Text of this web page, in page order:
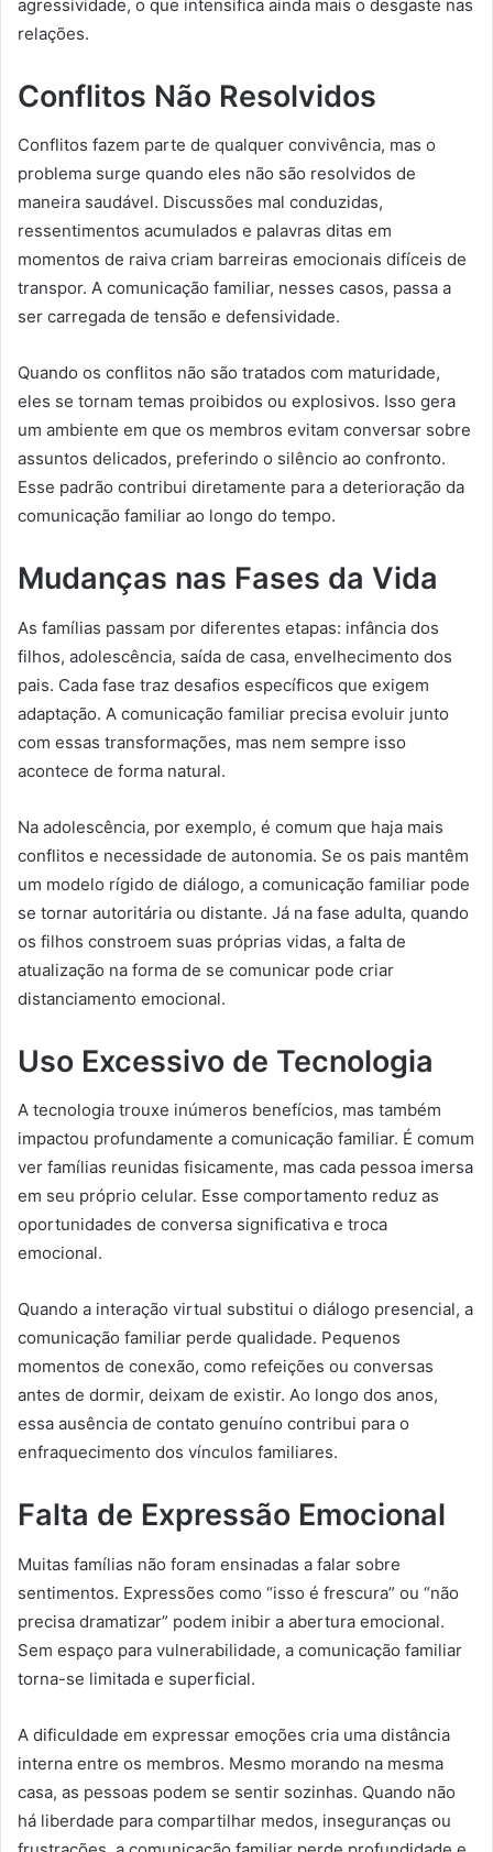
agressividade, o que intensifica ainda mais o desgaste nas
relações.
Conflitos Não Resolvidos
Conflitos fazem parte de qualquer convivência, mas o
problema surge quando eles não são resolvidos de
maneira saudável. Discussões mal conduzidas,
ressentimentos acumulados e palavras ditas em
momentos de raiva criam barreiras emocionais difíceis de
transpor. A comunicação familiar, nesses casos, passa a
ser carregada de tensão e defensividade.
Quando os conflitos não são tratados com maturidade,
eles se tornam temas proibidos ou explosivos. Isso gera
um ambiente em que os membros evitam conversar sobre
assuntos delicados, preferindo o silêncio ao confronto.
Esse padrão contribui diretamente para a deterioração da
comunicação familiar ao longo do tempo.
Mudanças nas Fases da Vida
As famílias passam por diferentes etapas: infância dos
filhos, adolescência, saída de casa, envelhecimento dos
pais. Cada fase traz desafios específicos que exigem
adaptação. A comunicação familiar precisa evoluir junto
com essas transformações, mas nem sempre isso
acontece de forma natural.
Na adolescência, por exemplo, é comum que haja mais
conflitos e necessidade de autonomia. Se os pais mantêm
um modelo rígido de diálogo, a comunicação familiar pode
se tornar autoritária ou distante. Já na fase adulta, quando
os filhos constroem suas próprias vidas, a falta de
atualização na forma de se comunicar pode criar
distanciamento emocional.
Uso Excessivo de Tecnologia
A tecnologia trouxe inúmeros benefícios, mas também
impactou profundamente a comunicação familiar. É comum
ver famílias reunidas fisicamente, mas cada pessoa imersa
em seu próprio celular. Esse comportamento reduz as
oportunidades de conversa significativa e troca
emocional.
Quando a interação virtual substitui o diálogo presencial, a
comunicação familiar perde qualidade. Pequenos
momentos de conexão, como refeições ou conversas
antes de dormir, deixam de existir. Ao longo dos anos,
essa ausência de contato genuíno contribui para o
enfraquecimento dos vínculos familiares.
Falta de Expressão Emocional
Muitas famílias não foram ensinadas a falar sobre
sentimentos. Expressões como “isso é frescura” ou “não
precisa dramatizar” podem inibir a abertura emocional.
Sem espaço para vulnerabilidade, a comunicação familiar
torna-se limitada e superficial.
A dificuldade em expressar emoções cria uma distância
interna entre os membros. Mesmo morando na mesma
casa, as pessoas podem se sentir sozinhas. Quando não
há liberdade para compartilhar medos, inseguranças ou